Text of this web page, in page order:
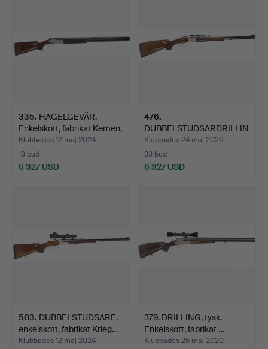
335. HAGELGEVÄR,
Enkelskott, fabrikat Kemen,
mo…
Klubbades 12 maj 2024
13 bud
6 327 USD
476.
DUBBELSTUDSARDRILLIN
G, fabrikat Merkel, mo…
Klubbades 24 maj 2026
33 bud
6 327 USD
503. DUBBELSTUDSARE,
enkelskott, fabrikat Krieg…
Klubbades 12 maj 2024
379. DRILLING, tysk,
Enkelskott, fabrikat …
Klubbades 25 maj 2020